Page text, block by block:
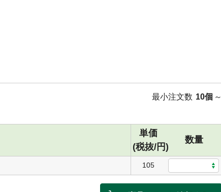
最小注文数 10個
単価
(税抜/円)
数量
105